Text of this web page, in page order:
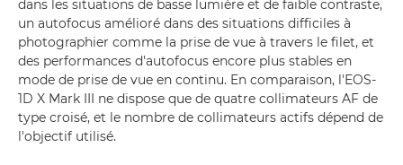
dans les situations de basse lumière et de faible contraste,
un autofocus amélioré dans des situations difficiles à
photographier comme la prise de vue à travers le filet, et
des performances d'autofocus encore plus stables en
mode de prise de vue en continu. En comparaison, l'EOS-
1D X Mark III ne dispose que de quatre collimateurs AF de
type croisé, et le nombre de collimateurs actifs dépend de
l'objectif utilisé.